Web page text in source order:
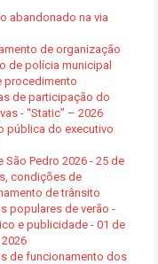
abandonado na via
de organização
de polícia municipal
procedimento
de participação do
- “Static” – 2026
pública do executivo
São Pedro 2026 - 25 de
condições de
de trânsito
populares de verão -
e publicidade - 01 de
de funcionamento dos